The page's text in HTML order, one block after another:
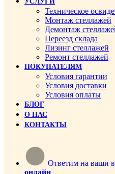
Техническое
Монтаж стеллажей
Демонтаж
Переезд склада
Лизинг стеллажей
Ремонт стеллажей
ПОКУПАТЕЛЯМ
Условия гарантии
Условия доставки
Условия оплаты
БЛОГ
О НАС
КОНТАКТЫ
Ответим на ваши
онлайн